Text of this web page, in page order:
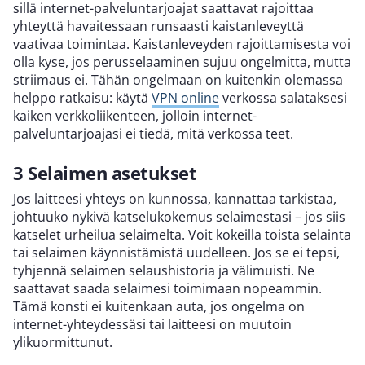
sillä internet-palveluntarjoajat saattavat rajoittaa
yhteyttä havaitessaan runsaasti kaistanleveyttä
vaativaa toimintaa. Kaistanleveyden rajoittamisesta voi
olla kyse, jos perusselaaminen sujuu ongelmitta, mutta
striimaus ei. Tähän ongelmaan on kuitenkin olemassa
helppo ratkaisu: käytä VPN onlineverkossa salataksesi
kaiken verkkoliikenteen, jolloin internet-
palveluntarjoajasi ei tiedä, mitä verkossa teet.
3 Selaimen asetukset
Jos laitteesi yhteys on kunnossa, kannattaa tarkistaa,
johtuuko nykivä katselukokemus selaimestasi – jos siis
katselet urheilua selaimelta. Voit kokeilla toista selainta
tai selaimen käynnistämistä uudelleen. Jos se ei tepsi,
tyhjennä selaimen selaushistoria ja välimuisti. Ne
saattavat saada selaimesi toimimaan nopeammin.
Tämä konsti ei kuitenkaan auta, jos ongelma on
internet-yhteydessäsi tai laitteesi on muutoin
ylikuormittunut.